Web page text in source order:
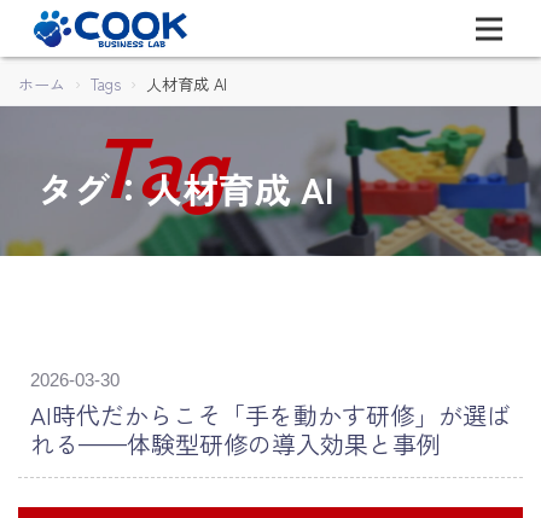
ホーム Tags 人材育成 AI
タグ：人材育成 AI
2026-03-30
AI時代だからこそ「手を動かす研修」が選ば
れる——体験型研修の導入効果と事例